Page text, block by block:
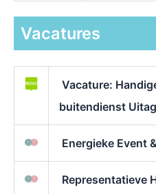
Vacatures
Vacature:
buitendienst
Energieke Event
Representatieve